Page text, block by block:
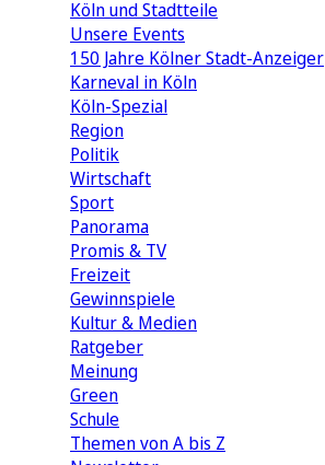
Köln und Stadtteile
Unsere Events
150 Jahre Kölner Stadt-Anzeiger
Karneval in Köln
Köln-Spezial
Region
Politik
Wirtschaft
Sport
Panorama
Promis & TV
Freizeit
Gewinnspiele
Kultur & Medien
Ratgeber
Meinung
Green
Schule
Themen von A bis Z